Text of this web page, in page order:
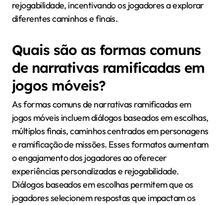
rejogabilidade, incentivando os jogadores a explorar
diferentes caminhos e finais.
Quais são as formas comuns
de narrativas ramificadas em
jogos móveis?
As formas comuns de narrativas ramificadas em
jogos móveis incluem diálogos baseados em escolhas,
múltiplos finais, caminhos centrados em personagens
e ramificação de missões. Esses formatos aumentam
o engajamento dos jogadores ao oferecer
experiências personalizadas e rejogabilidade.
Diálogos baseados em escolhas permitem que os
jogadores selecionem respostas que impactam os